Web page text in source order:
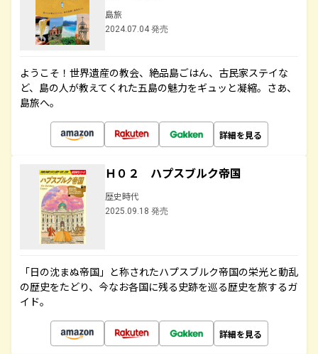
島旅
2024.07.04 発売
ようこそ！世界遺産の教会、絶品島ごはん、古民家ステイな
ど、島の人が教えてくれた五島の魅力をギュッと凝縮。さあ、
島旅へ。
詳細を見る
Ｈ０２ ハプスブルク帝国
歴史時代
2025.09.18 発売
「日の沈まぬ帝国」と称されたハプスブルク帝国の栄光と動乱
の歴史をたどり、今なお各国に残る史跡を巡る歴史を旅するガ
イド。
詳細を見る